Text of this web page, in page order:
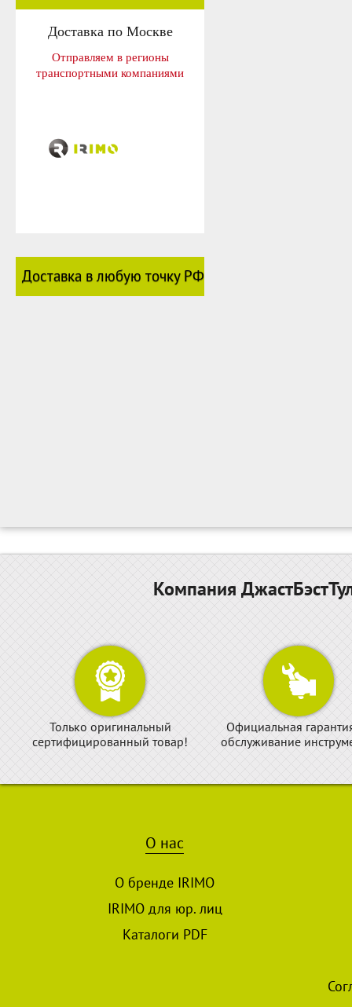
Доставка по Москве
Отправляем в регионы
транспортными компаниями
Доставка в любую точку РФ
Компания
Только оригинальный
сертифицированный товар!
Официальная
обслуживание
О нас
О бренде IRIMO
IRIMO для юр. лиц
Каталоги PDF